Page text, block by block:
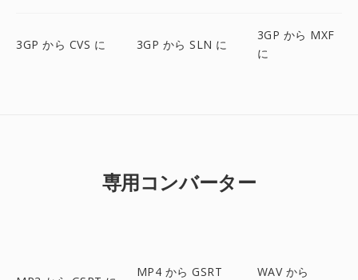
3GP から CVS に 3GP から SLN に
3GP から MXF
に
専用コンバーター
MP4 から GSRT
WAV から